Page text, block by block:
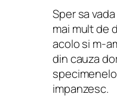
Sper sa
mai mult de
acolo si m-
din cauza
impanzesc.